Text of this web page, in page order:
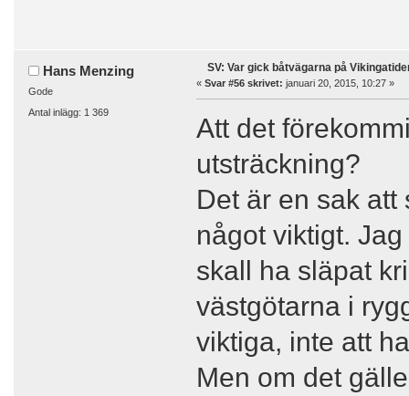
Hans Menzing
Gode
Antal inlägg: 1 369
SV: Var gick båtvägarna på
« Svar #56 skrivet: januari 20, 2015, 10:27 »
Att det
utsträckning?
Det är en sak
något viktigt.
skall ha släpat
västgötarna i
viktiga, inte att
Men om det